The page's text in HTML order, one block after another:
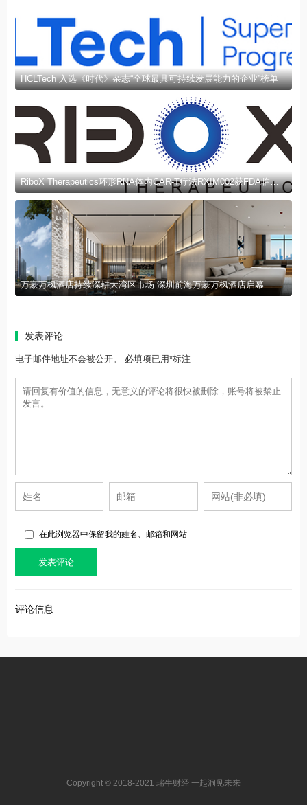
HCLTech 入选《时代》杂志“全球最具可持续发展能力的企业”榜单
RiboX Therapeutics环形RNA体内CAR-T疗法RXIM002获FDA临床试验许可
万豪万枫酒店持续深耕大湾区市场 深圳前海万豪万枫酒店启幕
发表评论
电子邮件地址不会被公开。 必填项已用*标注
在此浏览器中保留我的姓名、邮箱和网站
评论信息
Copyright © 2018-2021 瑞牛财经 一起洞见未来